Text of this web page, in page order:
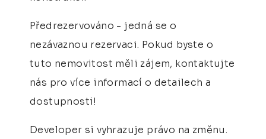
Předrezervováno - jedná se o
nezávaznou rezervaci. Pokud byste o
tuto nemovitost měli zájem, kontaktujte
nás pro více informací o detailech a
dostupnosti!
Developer si vyhrazuje právo na změnu.